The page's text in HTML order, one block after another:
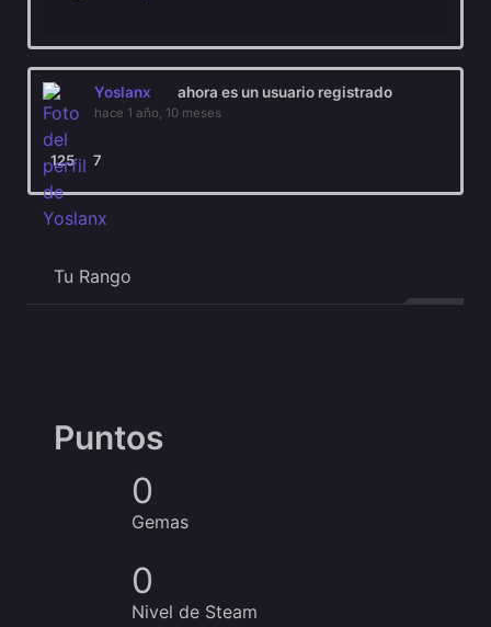
Yoslanx ahora es un usuario registrado
hace 1 año, 10 meses
125 7
Tu Rango
Puntos
0
Gemas
0
Nivel de Steam